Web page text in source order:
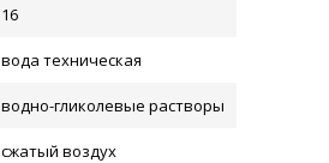
16
вода техническая
водно-гликолевые растворы
сжатый воздух